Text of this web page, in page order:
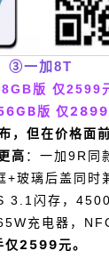
③一加8T
版 仅2599
版 仅2899
，但在价格面
高 ：一加9R同
+玻璃后盖同时
3.1闪存，
充电器，
仅2599元。
需求的用户
更具吸引力，
800U在同
本到手价仅
噪耳机篇 ①
造型，虽然
噪程度偏低
重要的是颜
舒适感更强
质也不错，
的用户。 如
错，百亿补